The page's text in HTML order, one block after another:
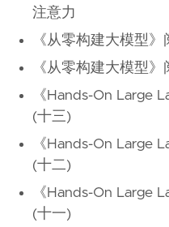
注意力
《从零构建大模型
《从零构建大模型
《Hands-On Large
(十三)
《Hands-On Large
(十二)
《Hands-On Large
(十一)